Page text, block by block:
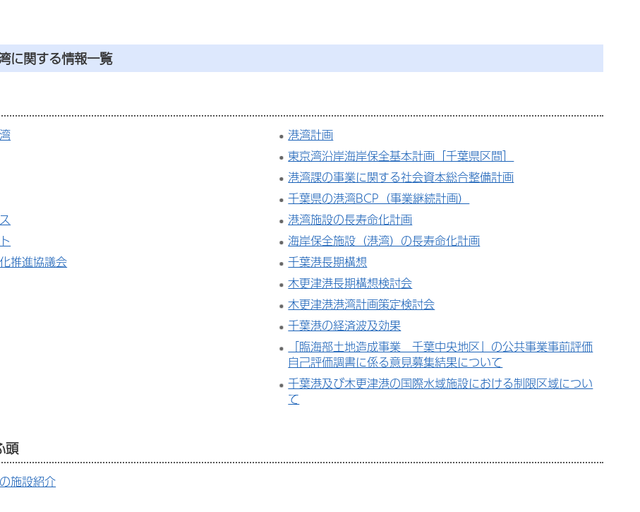
に関する情報一覧
推進協議会
港湾計画
東京湾沿岸海岸保全基本計画［千葉県区間］
港湾課の事業に関する社会資本総合整備計画
千葉県の港湾BCP（事業継続計画）
港湾施設の長寿命化計画
海岸保全施設（港湾）の長寿命化計画
千葉港長期構想
木更津港長期構想検討会
木更津港港湾計画策定検討会
千葉港の経済波及効果
「臨海部土地造成事業 千葉中央地区」の公共事業事前評価
自己評価調書に係る意見募集結果について
千葉港及び木更津港の国際水域施設における制限区域につい
て
頭
施設紹介